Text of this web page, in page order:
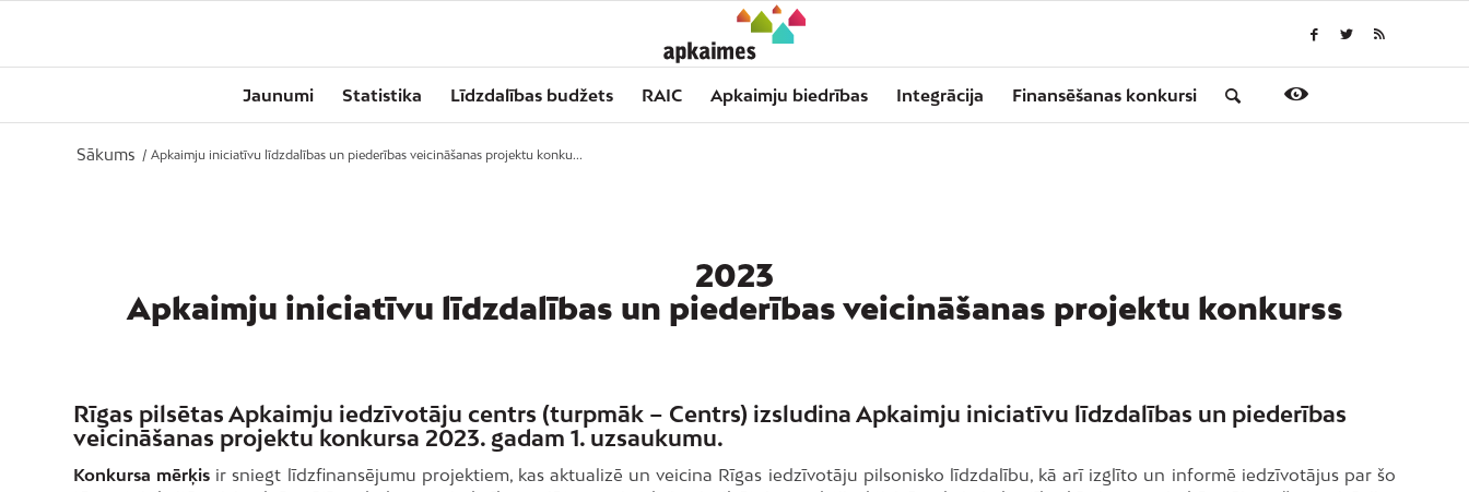
Jaunumi Statistika Līdzdalības budžets RAIC Apkaimju biedrības Integrācija Finansēšanas konkursi
Sākums / Apkaimju iniciatīvu līdzdalības un piederības veicināšanas projektu konku...
2023
Apkaimju iniciatīvu līdzdalības un piederības veicināšanas projektu konkurss
Rīgas pilsētas Apkaimju iedzīvotāju centrs (turpmāk – Centrs) izsludina Apkaimju iniciatīvu līdzdalības un piederības
veicināšanas projektu konkursa 2023. gadam 1. uzsaukumu.
Konkursa mērķis ir sniegt līdzfinansējumu projektiem, kas aktualizē un veicina Rīgas iedzīvotāju pilsonisko līdzdalību, kā arī izglīto un informē iedzīvotājus par šo